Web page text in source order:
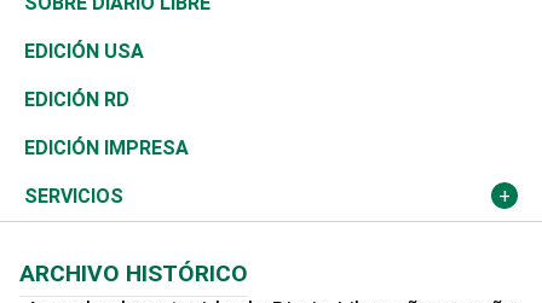
Reportajes
África
Ocenanía
Caribe
Resto del mundo
Vivienda
Telecom.
Global y variable
Economía personal
Buena Vida
Sociales
Novedades
Podcast Arte Libre
Hablando con el pediatra
Ciclismo
Tenis
Olimpismo
Más deportes
Línea de hit
En Directo
El Espía
Noticiero Poteleche
Columnistas
Más firmas
Tecnología
Historia
Martes de tecnología
Cambio climático
Economía
Revista
Deportes
Opinión
Hecho en casa
EDICIÓN USA
EDICIÓN RD
EDICIÓN IMPRESA
SERVICIOS
Cumpleaños
ARCHIVO HISTÓRICO